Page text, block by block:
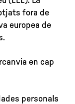
fora de
europea de
en cap
personals